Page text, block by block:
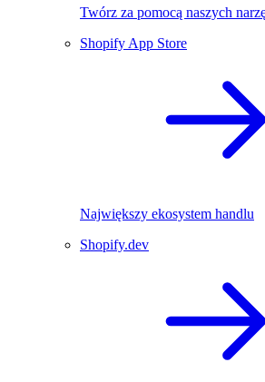
Twórz za pomocą naszych
Shopify App Store
Największy ekosystem handlu
Shopify.dev